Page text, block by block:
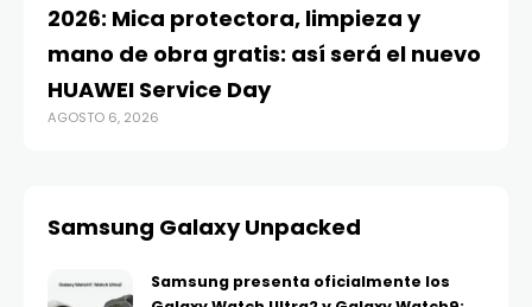
2026: Mica protectora, limpieza y
mano de obra gratis: así será el nuevo
HUAWEI Service Day
AGOSTO 6, 2026
Samsung Galaxy Unpacked
Samsung presenta oficialmente los